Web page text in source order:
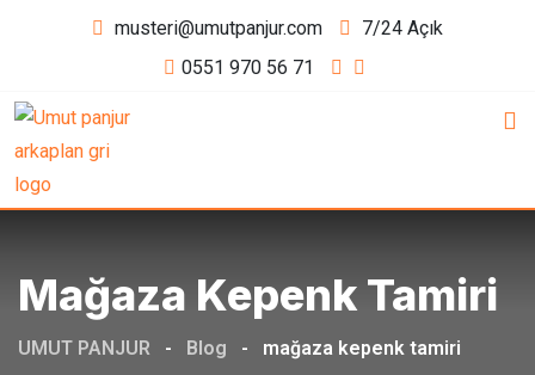
musteri@umutpanjur.com
7/24 Açık
0551 970 56 71
Mağaza Kepenk Tamiri
UMUT PANJUR - Blog - mağaza kepenk tamiri